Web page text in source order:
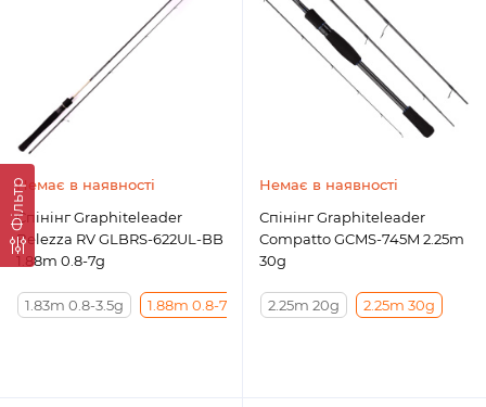
ФільтрНемає в наявності
Спінінг Graphiteleader
Belezza RV GLBRS-622UL-BB
1.88m 0.8-7g
1.83m 0.8-3.5g 1.88m 0.8-7g
Немає в наявності
Спінінг Graphiteleader
Compatto GCMS-745M 2.25m
30g
2.25m 20g 2.25m 30g